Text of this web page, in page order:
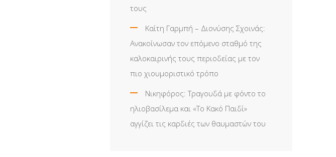
τους
Καίτη Γαρμπή – Διονύσης Σχοινάς:
Ανακοίνωσαν τον επόμενο σταθμό της
καλοκαιρινής τους περιοδείας με τον
πιο χιουμοριστικό τρόπο
Νικηφόρος: Τραγουδά με φόντο το
ηλιοβασίλεμα και «Το Κακό Παιδί»
αγγίζει τις καρδιές των θαυμαστών του